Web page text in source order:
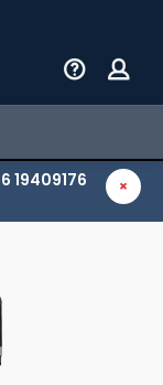
19409176